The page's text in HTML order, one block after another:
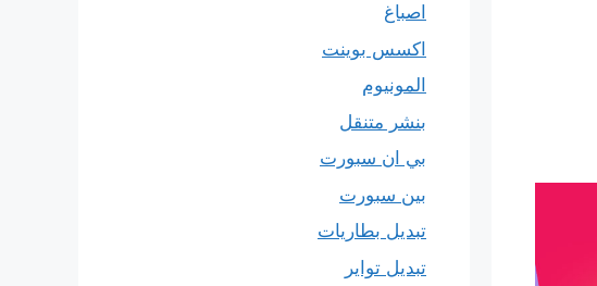
اصباغ
اكسس بوينت
المونيوم
بنشر متنقل
بي ان سبورت
بين سبورت
تبديل بطاريات
تبديل تواير